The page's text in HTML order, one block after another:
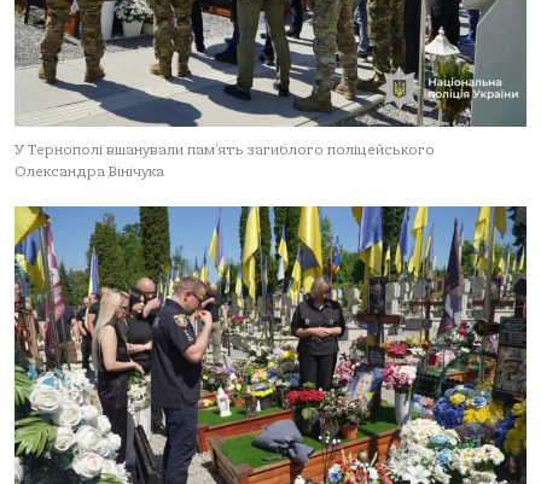
У Тернополі вшанували пам’ять загиблого поліцейського
Олександра Вінічука